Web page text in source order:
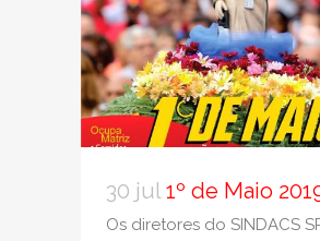
30 jul 1º de Maio
Os diretores do SINDACS